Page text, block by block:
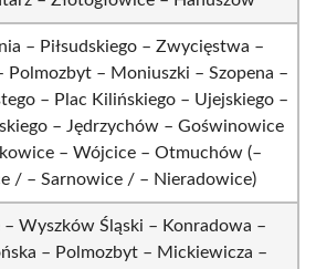
– Piłsudskiego – Zwycięstwa –
Polmozbyt – Moniuszki – Szopena –
– Plac Kilińskiego – Ujejskiego –
– Jędrzychów – Goświnowice
– Wójcice – Otmuchów (–
/ – Sarnowice / – Nieradowice)
– Wyszków Śląski – Konradowa –
– Polmozbyt – Mickiewicza –